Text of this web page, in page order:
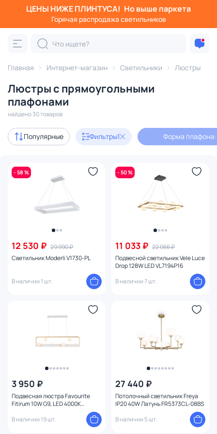
ЦЕНЫ НИЖЕ ПЛИНТУСА! Но выше паркета
Горячая распродажа светильников
Главная Интернет-магазин Светильники Люстры
Люстры с прямоугольными
плафонами
найдено 30 товаров
Популярные Фильтры1 Форма плафона:
- 58 %
12 530 ₽ 29 990 ₽
Светильник Moderli V1730-PL
В наличии 1 шт.
- 50 %
11 033 ₽ 22 066 ₽
Подвесной светильник Vele Luce
Drop 128W LED VL7194P16
В наличии 7 шт.
3 950 ₽
Подвесная люстра Favourite
Fitirum 10W G9, LED 4000К
В наличии 19 шт.
27 440 ₽
Потолочный светильник Freya
IP20 40W Латунь FR5373CL-08BS
В наличии 5 шт.
Фильтры
Категория:
подвесные потолочные светодиодные
Акции 10
с 3D-моделями
Дизайнерский свет
Доставка
До
Материал арматуры
Материал плафона